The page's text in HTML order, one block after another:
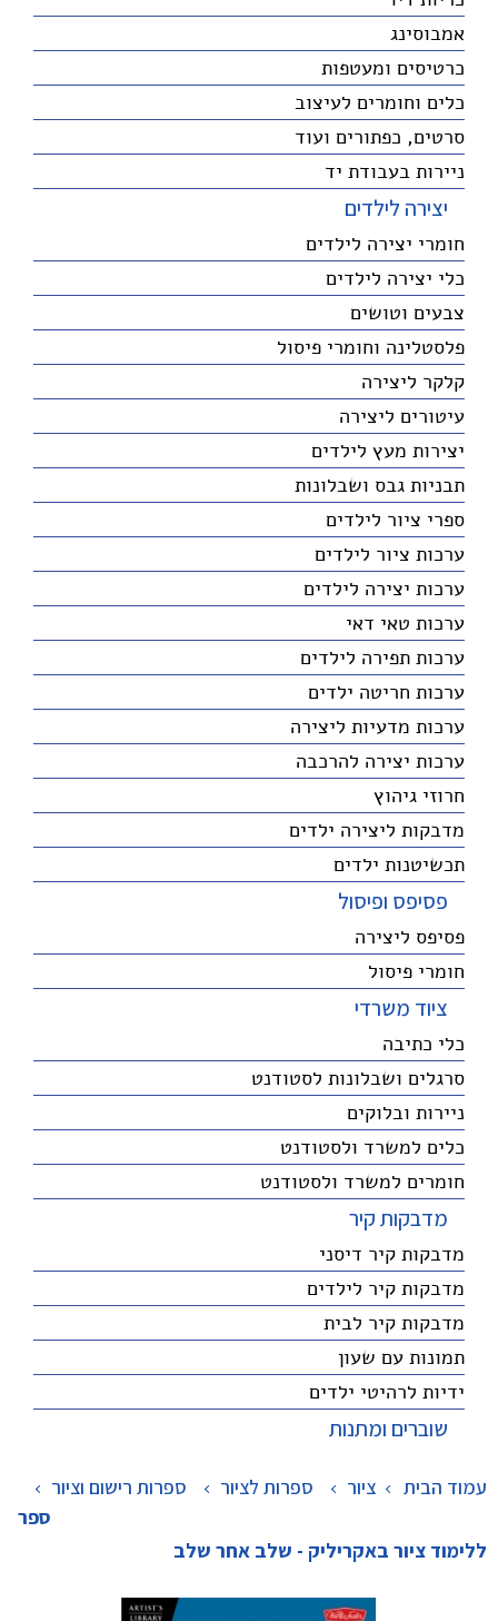
אמבוסינג
כרטיסים ומעטפות
כלים וחומרים לעיצוב
סרטים, כפתורים ועוד
ניירות בעבודת יד
יצירה לילדים
חומרי יצירה לילדים
כלי יצירה לילדים
צבעים וטושים
פלסטלינה וחומרי פיסול
קלקר ליצירה
עיטורים ליצירה
יצירות מעץ לילדים
תבניות גבס ושבלונות
ספרי ציור לילדים
ערכות ציור לילדים
ערכות יצירה לילדים
ערכות טאי דאי
ערכות תפירה לילדים
ערכות חריטה ילדים
ערכות מדעיות ליצירה
ערכות יצירה להרכבה
חרוזי גיהוץ
מדבקות ליצירה ילדים
תכשיטנות ילדים
פסיפס ופיסול
פסיפס ליצירה
חומרי פיסול
ציוד משרדי
כלי כתיבה
סרגלים ושבלונות לסטודנט
ניירות ובלוקים
כלים למשרד ולסטודנט
חומרים למשרד ולסטודנט
מדבקות קיר
מדבקות קיר דיסני
מדבקות קיר לילדים
מדבקות קיר לבית
תמונות עם שעון
ידיות לרהיטי ילדים
שוברים ומתנות
עמוד הבית ציור > ספרות לציור > ספרות רישום וציור >
ספר
ללימוד ציור באקריליק - שלב אחר שלב